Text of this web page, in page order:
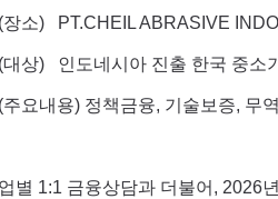
소) PT.CHEIL ABRASIVE
상) 인도네시아 진출 한국 중소
요내용) 정책금융, 기술보증, 무
별 1:1 금융상담과 더불어, 2026